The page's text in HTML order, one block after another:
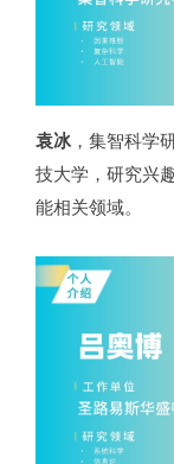
袁冰 ，集智科学
技大学，研究兴
能相关领域。